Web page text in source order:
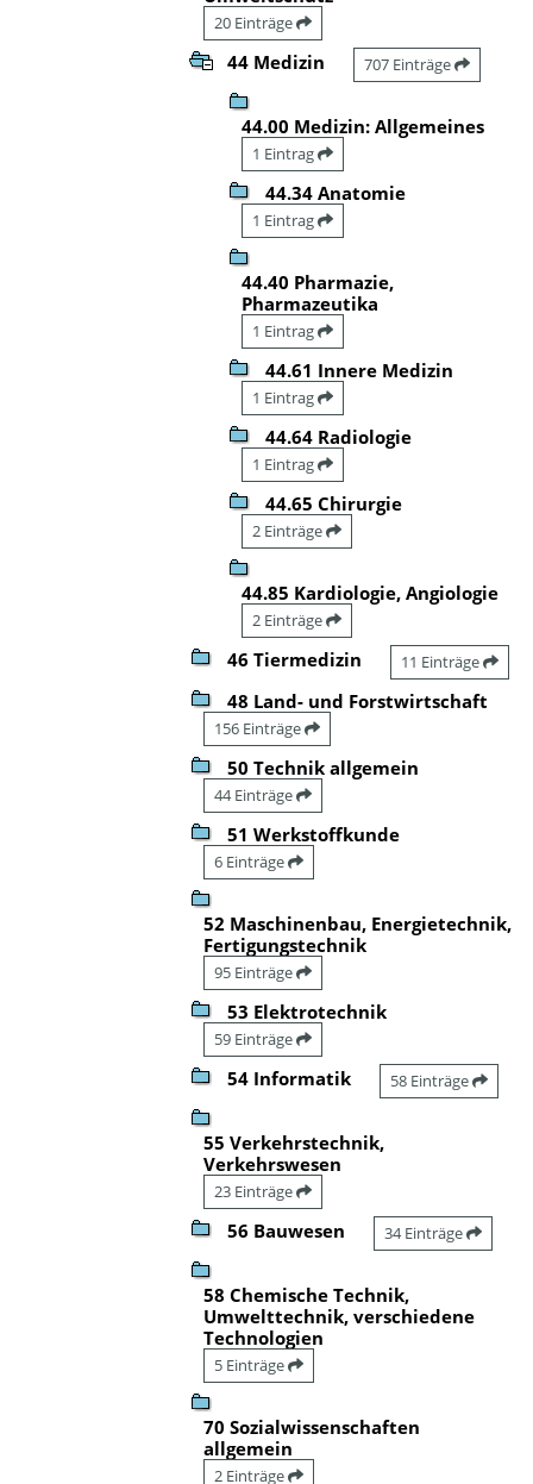
20 Einträge
44 Medizin 707 Einträge
44.00 Medizin: Allgemeines
1 Eintrag
44.34 Anatomie
1 Eintrag
44.40 Pharmazie,
Pharmazeutika
1 Eintrag
44.61 Innere Medizin
1 Eintrag
44.64 Radiologie
1 Eintrag
44.65 Chirurgie
2 Einträge
44.85 Kardiologie, Angiologie
2 Einträge
46 Tiermedizin 11 Einträge
48 Land- und Forstwirtschaft
156 Einträge
50 Technik allgemein
44 Einträge
51 Werkstoffkunde
6 Einträge
52 Maschinenbau, Energietechnik,
Fertigungstechnik
95 Einträge
53 Elektrotechnik
59 Einträge
54 Informatik 58 Einträge
55 Verkehrstechnik,
Verkehrswesen
23 Einträge
56 Bauwesen 34 Einträge
58 Chemische Technik,
Umwelttechnik, verschiedene
Technologien
5 Einträge
70 Sozialwissenschaften
allgemein
2 Einträge